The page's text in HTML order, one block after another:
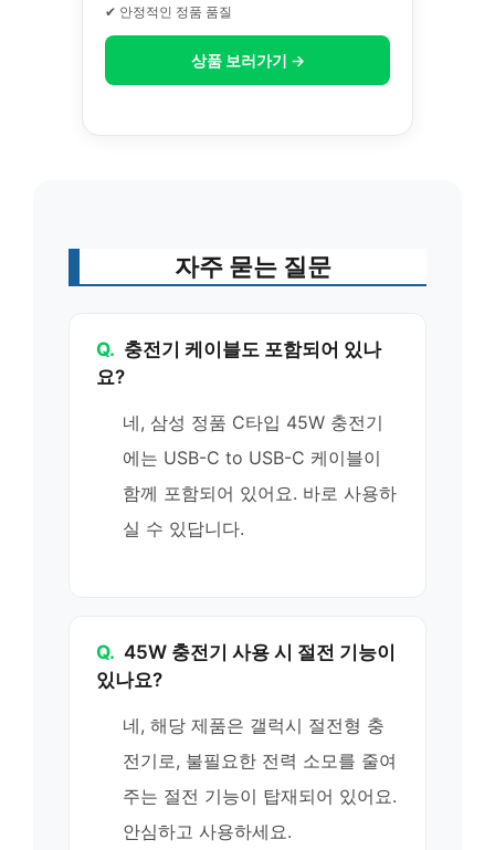
✔ 안정적인 정품 품질
상품 보러가기 →
자주 묻는 질문
Q. 충전기 케이블도 포함되어 있나
요?
네, 삼성 정품 C타입 45W 충전기
에는 USB-C to USB-C 케이블이
함께 포함되어 있어요. 바로 사용하
실 수 있답니다.
Q. 45W 충전기 사용 시 절전 기능이
있나요?
네, 해당 제품은 갤럭시 절전형 충
전기로, 불필요한 전력 소모를 줄여
주는 절전 기능이 탑재되어 있어요.
안심하고 사용하세요.